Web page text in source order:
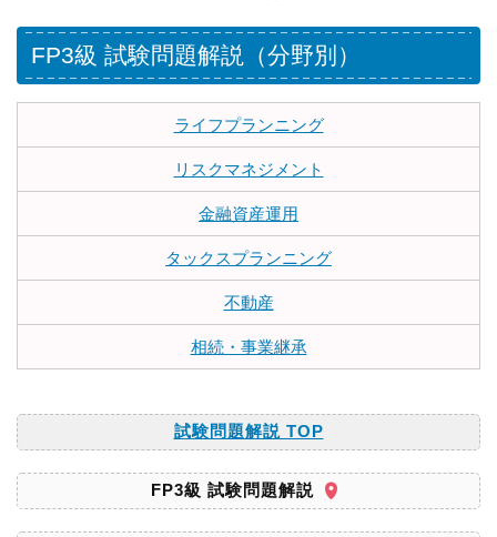
FP3級 試験問題解説（分野別）
ライフプランニング
リスクマネジメント
金融資産運用
タックスプランニング
不動産
相続・事業継承
試験問題解説 TOP
FP3級 試験問題解説